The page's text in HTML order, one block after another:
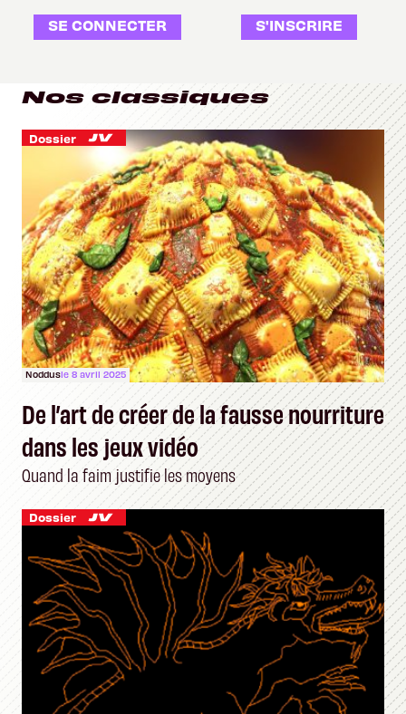
SE CONNECTER S'INSCRIRE
Nos classiques
Dossier
Noddusle 8 avril 2025
De l’art de créer de la fausse nourriture
dans les jeux vidéo
Quand la faim justifie les moyens
Dossier